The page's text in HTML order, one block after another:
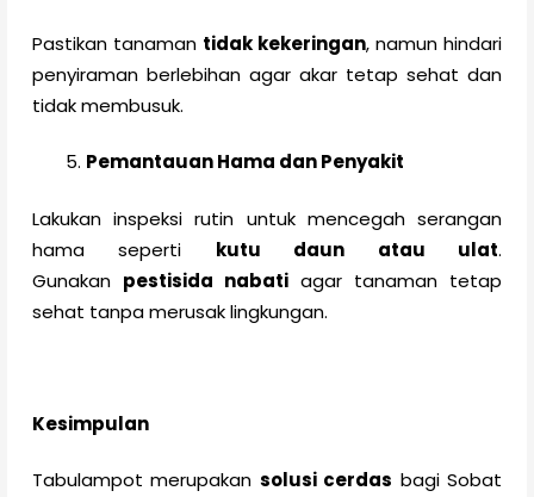
Pastikan tanaman tidak kekeringan, namun hindari
penyiraman berlebihan agar akar tetap sehat dan
tidak membusuk.
Pemantauan Hama dan Penyakit
Lakukan inspeksi rutin untuk mencegah serangan
hama seperti kutu daun atau ulat.
Gunakan pestisida nabatiagar tanaman tetap
sehat tanpa merusak lingkungan.
Kesimpulan
Tabulampot merupakan solusi cerdas bagi Sobat